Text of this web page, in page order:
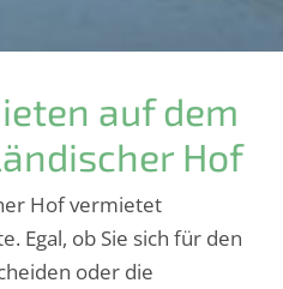
auf dem
Hof
Hof vermietet
Egal, ob Sie sich für den
oder die